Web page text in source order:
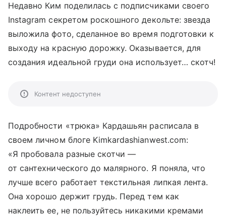
Недавно Ким поделилась с подписчиками своего
Instagram секретом роскошного декольте: звезда
выложила фото, сделанное во время подготовки к
выходу на красную дорожку. Оказывается, для
создания идеальной груди она использует… скотч!
Контент недоступен
Подробности «трюка» Кардашьян расписала в
своем личном блоге Kimkardashianwest.com:
«Я пробовала разные скотчи —
от сантехнического до малярного. Я поняла, что
лучше всего работает текстильная липкая лента.
Она хорошо держит грудь. Перед тем как
наклеить ее, не пользуйтесь никакими кремами